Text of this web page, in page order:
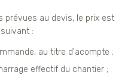
prévues au devis, le prix est
:
au titre d'acompte ;
effectif du chantier ;